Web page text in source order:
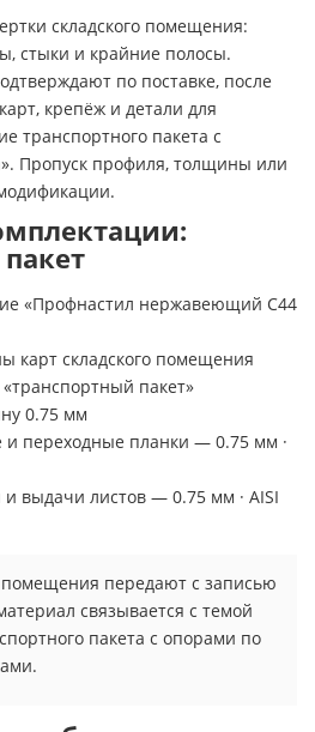
складского помещения:
стыки и крайние полосы.
по поставке, после
крепёж и детали для
транспортного пакета с
Пропуск профиля, толщины или
«Профнастил нержавеющий С44
карт складского помещения
пакет»
0.75 мм
и переходные планки — 0.75 мм ·
и выдачи листов — 0.75 мм · AISI
помещения передают с записью
связывается с темой
пакета с опорами по